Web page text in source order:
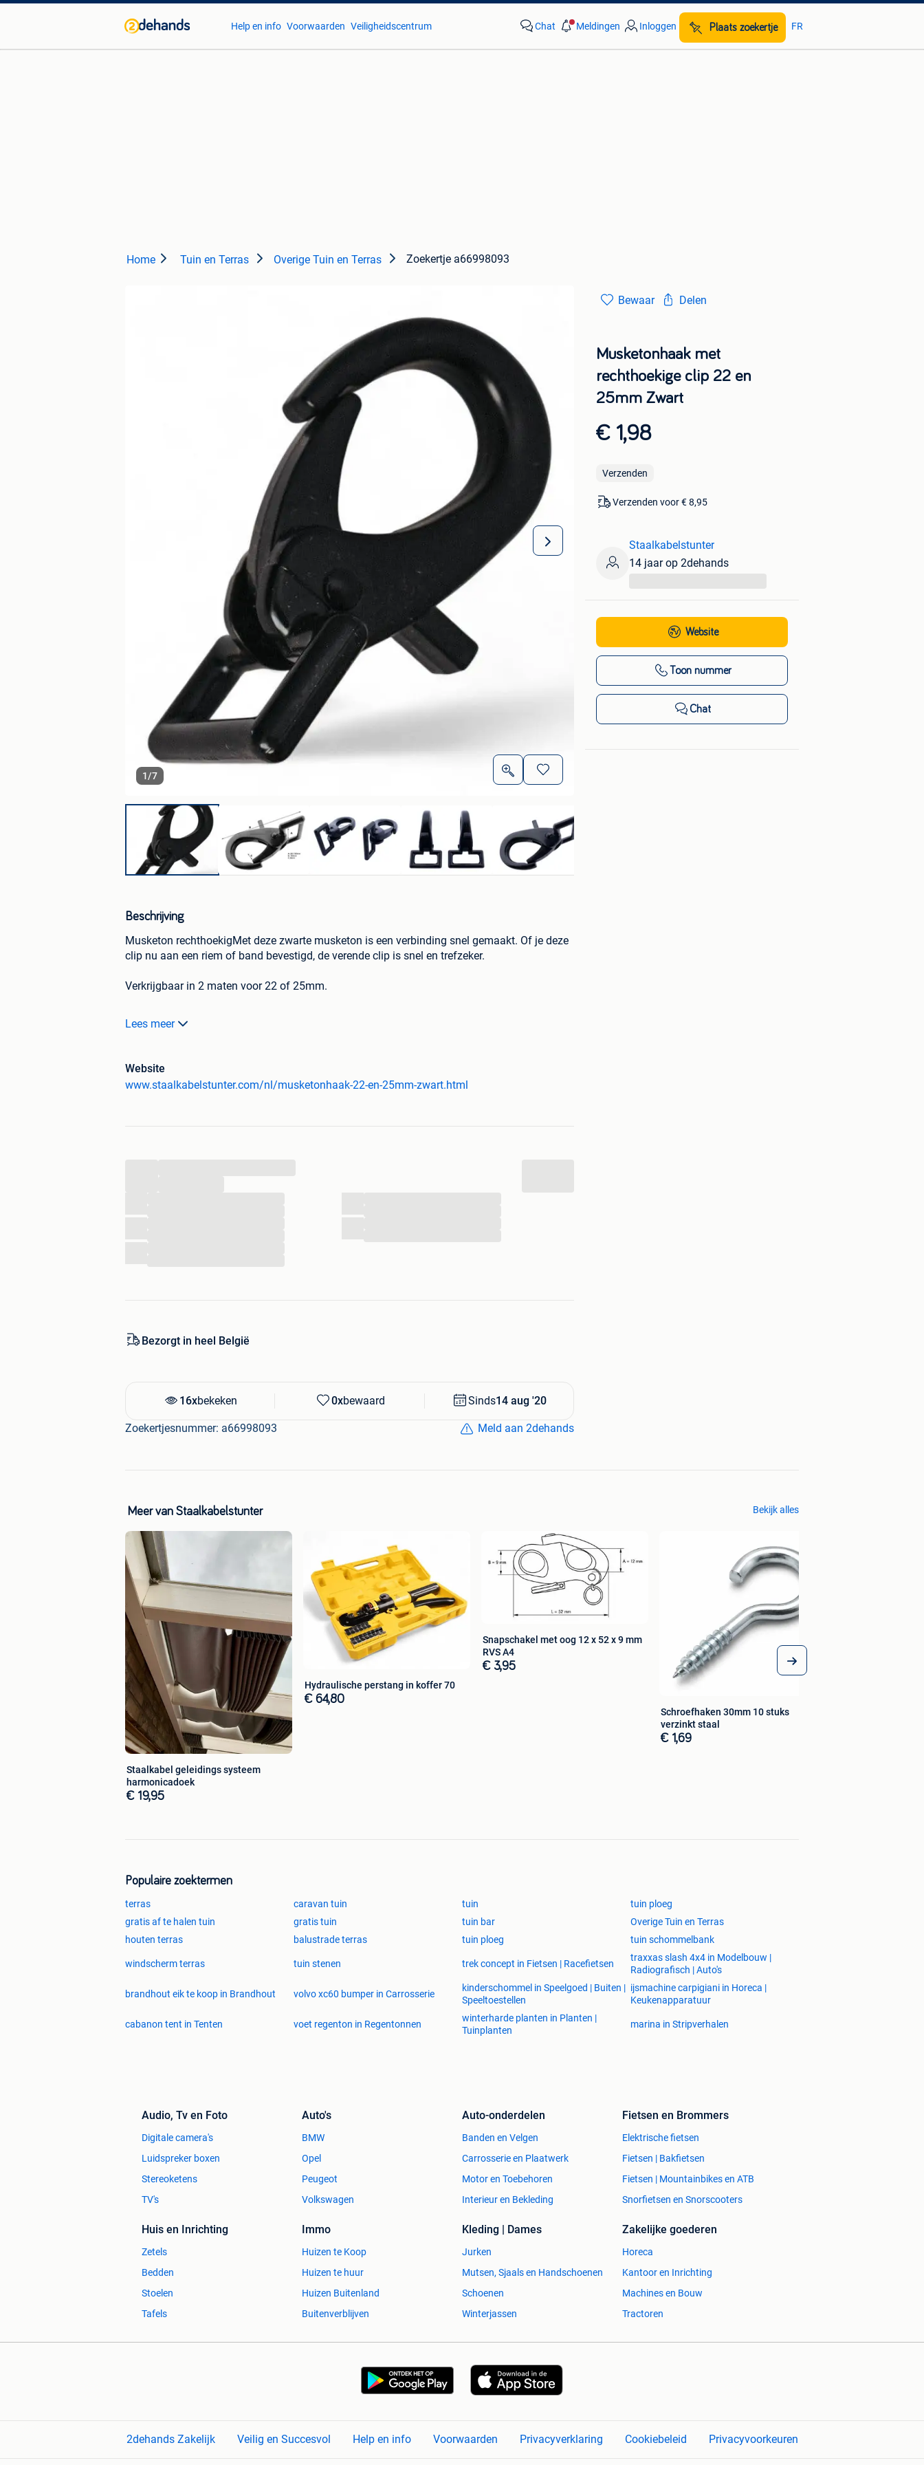
Help en info Voorwaarden Veiligheidscentrum Chat Meldingen Inloggen Plaats zoekertje FR
Home Tuin en Terras Overige Tuin en Terras Zoekertje a66998093
1/7
Beschrijving
Musketon rechthoekigMet deze zwarte musketon is een verbinding snel gemaakt. Of je deze
clip nu aan een riem of band bevestigd, de verende clip is snel en trefzeker.
Verkrijgbaar in 2 maten voor 22 of 25mm.
Dé staalkabel specialist: 1.000+ staalkabels Alles op voorraad Snelle levering Meer dan
volgende werkdag in huis.
Lees meer
Website
www.staalkabelstunter.com/nl/musketonhaak-22-en-25mm-zwart.html
Bezorgt in heel België
16xbekeken 0xbewaard Sinds14 aug '20
Zoekertjesnummer: a66998093 Meld aan 2dehands
Bewaar Delen
Musketonhaak met
rechthoekige clip 22 en
25mm Zwart
€ 1,98
Verzenden
Verzenden voor € 8,95
Staalkabelstunter
14 jaar op 2dehands
Website
Toon nummer
Chat
Meer van Staalkabelstunter Bekijk alles
Staalkabel geleidings systeem
harmonicadoek
€ 19,95
Hydraulische perstang in koffer 70
€ 64,80
Snapschakel met oog 12 x 52 x 9 mm
RVS A4
€ 3,95
Schroefhaken 30mm 10 stuks
verzinkt staal
€ 1,69
Populaire zoektermen
terras caravan tuin tuin
tuin ploeg
gratis af te halen tuin
gratis tuin tuin bar
Overige Tuin en Terras
houten terras
balustrade terras tuin ploeg tuin schommelbank
windscherm terras tuin stenen trek concept in Fietsen | Racefietsen
traxxas slash 4x4 in Modelbouw |
Radiografisch | Auto's
brandhout eik te koop in Brandhout volvo xc60 bumper in Carrosserie
kinderschommel in Speelgoed | Buiten |
Speeltoestellen
ijsmachine carpigiani in Horeca |
Keukenapparatuur
cabanon tent in Tenten voet regenton in Regentonnen
winterharde planten in Planten |
Tuinplanten
marina in Stripverhalen
Audio, Tv en Foto
Digitale camera's
Luidspreker boxen
Stereoketens
TV's
Auto's
BMW
Opel
Peugeot
Volkswagen
Auto-onderdelen
Banden en Velgen
Carrosserie en Plaatwerk
Motor en Toebehoren
Interieur en Bekleding
Fietsen en Brommers
Elektrische fietsen
Fietsen | Bakfietsen
Fietsen | Mountainbikes en ATB
Snorfietsen en Snorscooters
Huis en Inrichting
Zetels
Bedden
Stoelen
Tafels
Immo
Huizen te Koop
Huizen te huur
Huizen Buitenland
Buitenverblijven
Kleding | Dames
Jurken
Mutsen, Sjaals en Handschoenen
Schoenen
Winterjassen
Zakelijke goederen
Horeca
Kantoor en Inrichting
Machines en Bouw
Tractoren
2dehands Zakelijk Veilig en Succesvol Help en info Voorwaarden Privacyverklaring Cookiebeleid Privacyvoorkeuren